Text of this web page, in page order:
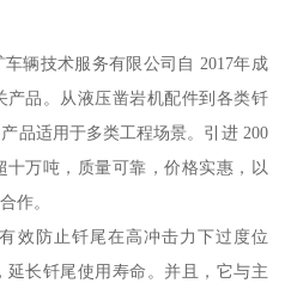
辆技术服务有限公司自 2017年成
品。从液压凿岩机配件到各类钎
品适用于多类工程场景。引进 200
万吨，质量可靠，价格实惠，以
作。
效防止钎尾在高冲击力下过度位
长钎尾使用寿命。并且，它与主